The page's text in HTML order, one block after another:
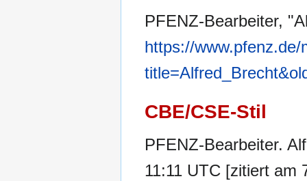
PFENZ-Bearbeiter,
https://
CBE/CSE-Stil
PFENZ-Bearbeiter.
11:11 UTC [zitiert am